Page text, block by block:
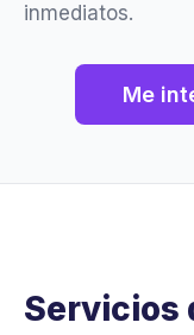
inmediatos.
Me
Servicios